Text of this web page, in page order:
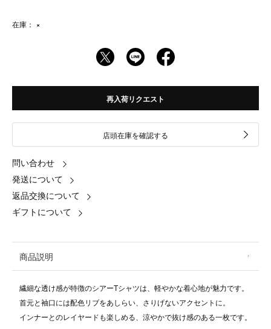
在庫： ×
再入荷リクエスト
店頭在庫を確認する
問い合わせ
発送について
返品交換について
ギフトについて
商品説明
繊細な透け感が特徴のシアーTシャツは、軽やかな着心地が魅力です。
首元と袖口には配色リブをあしらい、さりげないアクセントに。
インナーとのレイヤードも楽しめる、涼やかで抜け感のある一枚です。